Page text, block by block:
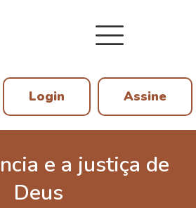
Login Assine
e a justiça de
Deus